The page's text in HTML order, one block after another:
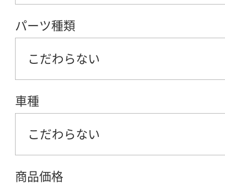
パーツ種類
こだわらない
車種
こだわらない
商品価格